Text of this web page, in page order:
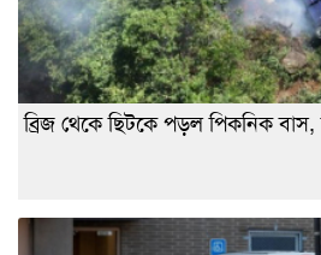
ব্রিজ থেকে ছিটকে পড়ল পিকনিক